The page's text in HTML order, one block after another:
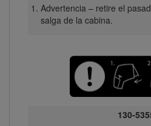
Advertencia – retire el
salga de la cabina.
130-